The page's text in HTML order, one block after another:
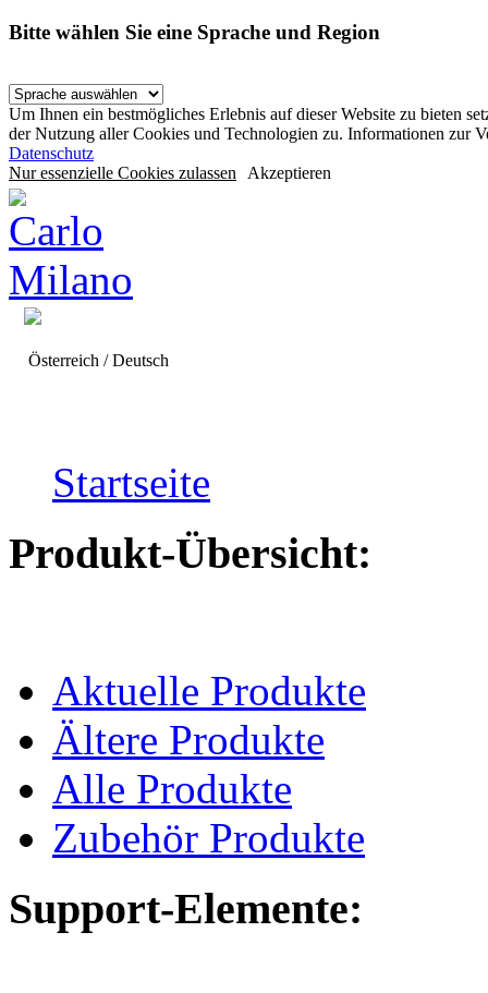
Bitte wählen Sie eine Sprache und Region
Um Ihnen ein bestmögliches Erlebnis auf dieser Website zu bieten
der Nutzung aller Cookies und Technologien zu. Informationen zur
Datenschutz
Nur essenzielle Cookies zulassen Akzeptieren
Österreich / Deutsch
Startseite
Produkt-Übersicht:
Aktuelle Produkte
Ältere Produkte
Alle Produkte
Zubehör Produkte
Support-Elemente: